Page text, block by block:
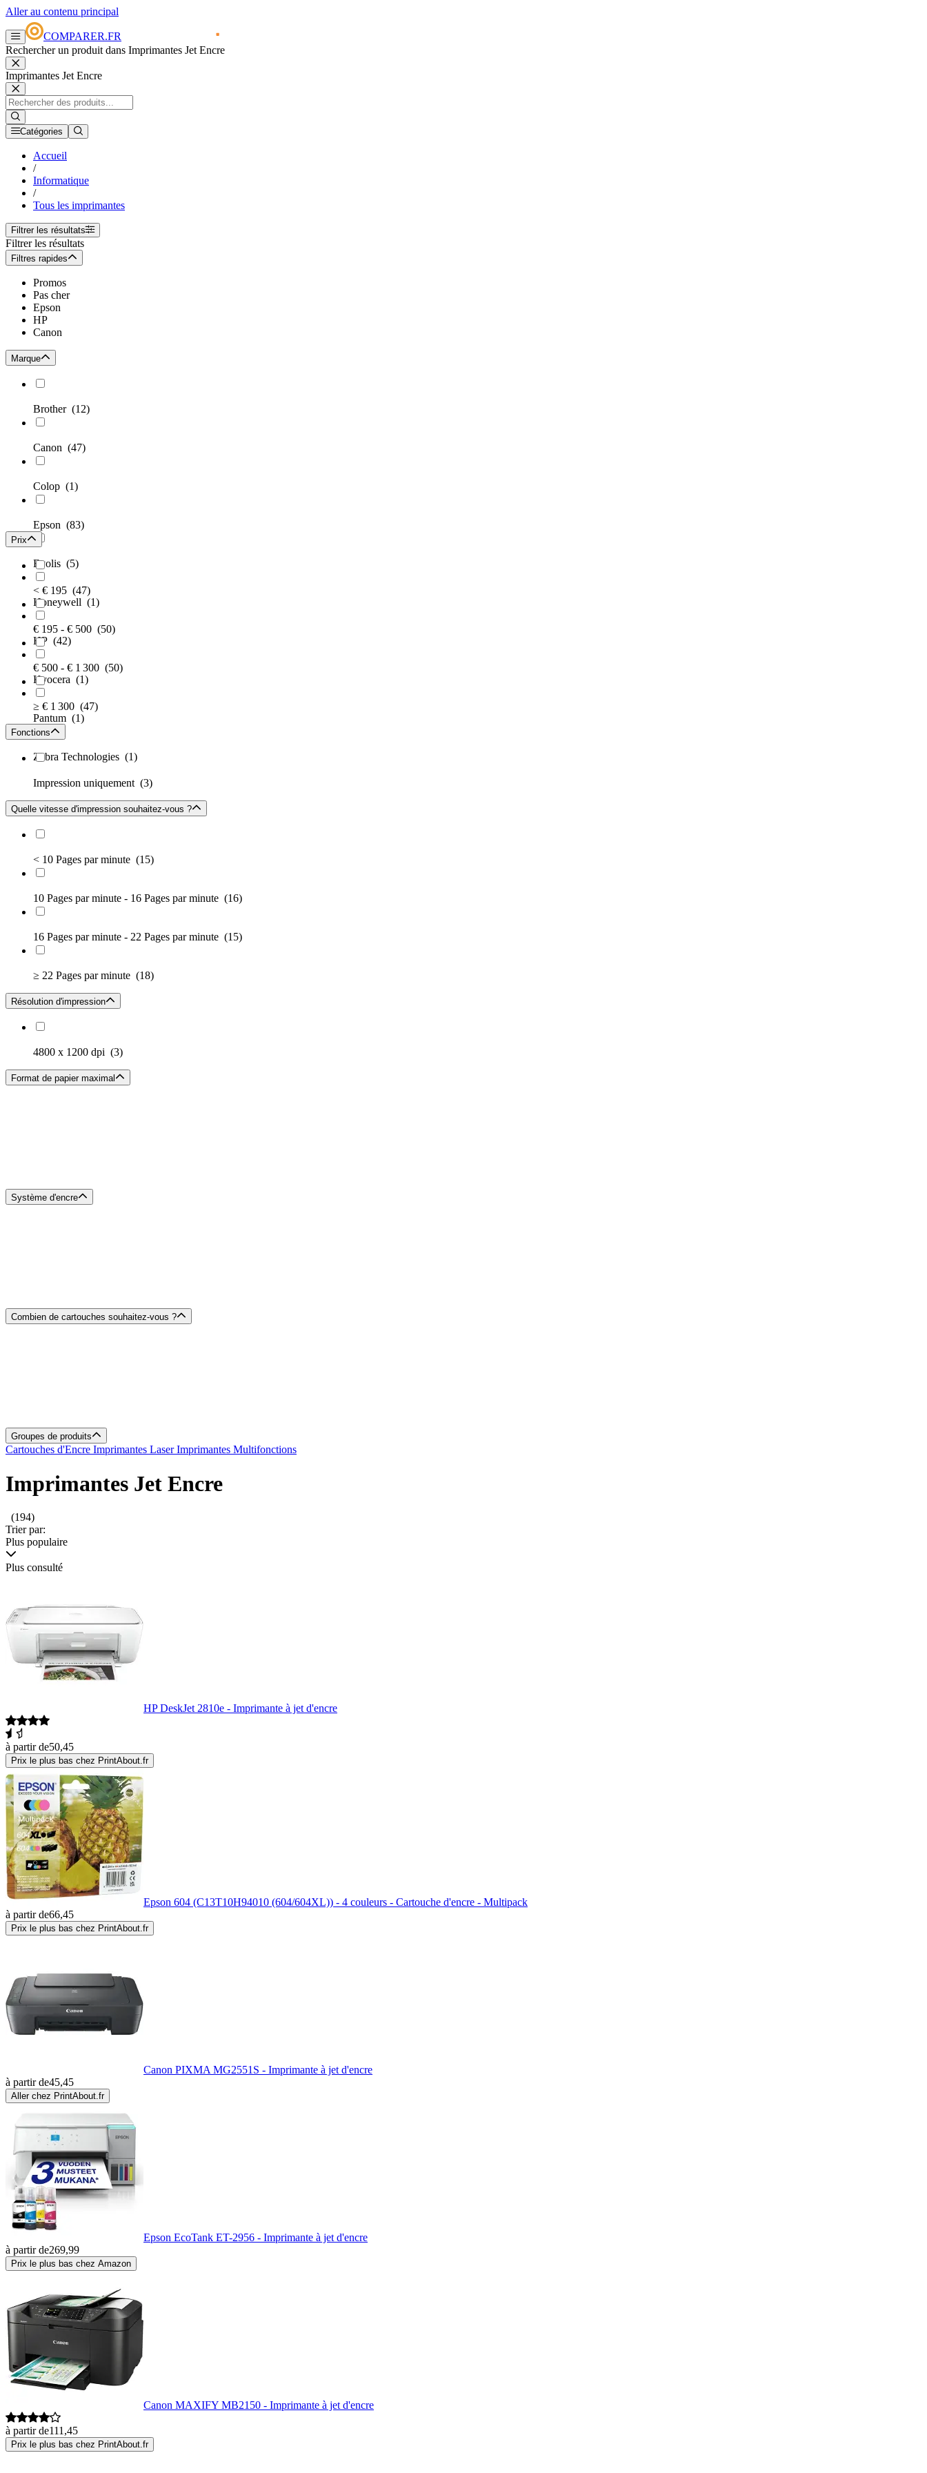
Aller au contenu principal
COMPARER.FR
Rechercher un produit dans Imprimantes Jet Encre
Imprimantes Jet Encre
Catégories
Accueil
/
Informatique
/
Tous les imprimantes
Filtrer les résultats
Filtrer les résultats
Filtres rapides
Promos
Pas cher
Epson
HP
Canon
Marque
Brother (12)
Canon (47)
Colop (1)
Epson (83)
Evolis (5)
Honeywell (1)
HP (42)
Kyocera (1)
Pantum (1)
Zebra Technologies (1)
Prix
< € 195 (47)
€ 195 - € 500 (50)
€ 500 - € 1 300 (50)
≥ € 1 300 (47)
Fonctions
Impression uniquement (3)
Quelle vitesse d'impression souhaitez-vous ?
< 10 Pages par minute (15)
10 Pages par minute - 16 Pages par minute (16)
16 Pages par minute - 22 Pages par minute (15)
≥ 22 Pages par minute (18)
Résolution d'impression
4800 x 1200 dpi (3)
Format de papier maximal
Système d'encre
Combien de cartouches souhaitez-vous ?
Groupes de produits
Cartouches d'Encre Imprimantes LaserImprimantes Multifonctions
Imprimantes Jet Encre
(194)
Trier par:
Plus populaire
Plus consulté
HP DeskJet 2810e - Imprimante à jet d'encre
à partir de50,45
Prix le plus bas chez PrintAbout.fr
Epson 604 (C13T10H94010 (604/604XL)) - 4 couleurs - Cartouche d'encre - Multipack
à partir de66,45
Prix le plus bas chez PrintAbout.fr
Canon PIXMA MG2551S - Imprimante à jet d'encre
à partir de45,45
Aller chez PrintAbout.fr
Epson EcoTank ET-2956 - Imprimante à jet d'encre
à partir de269,99
Prix le plus bas chez Amazon
Canon MAXIFY MB2150 - Imprimante à jet d'encre
à partir de111,45
Prix le plus bas chez PrintAbout.fr